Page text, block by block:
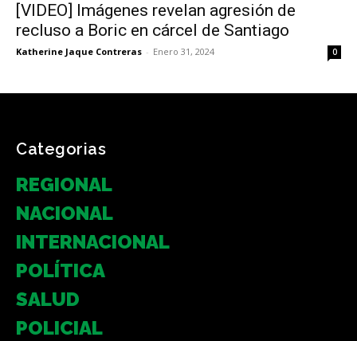
[VIDEO] Imágenes revelan agresión de
recluso a Boric en cárcel de Santiago
Katherine Jaque Contreras - Enero 31, 2024 0
Categorias
REGIONAL
NACIONAL
INTERNACIONAL
POLÍTICA
SALUD
POLICIAL